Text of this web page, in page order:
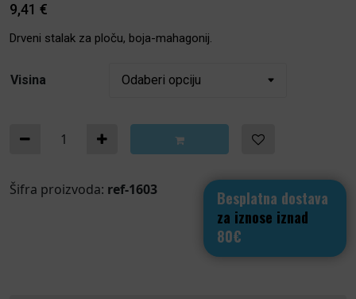
9,41 €
Drveni stalak za ploču, boja-mahagonij.
Visina
Stalak za ploču količina
Šifra proizvoda: ref-1603
Besplatna dostava
za iznose iznad
80€